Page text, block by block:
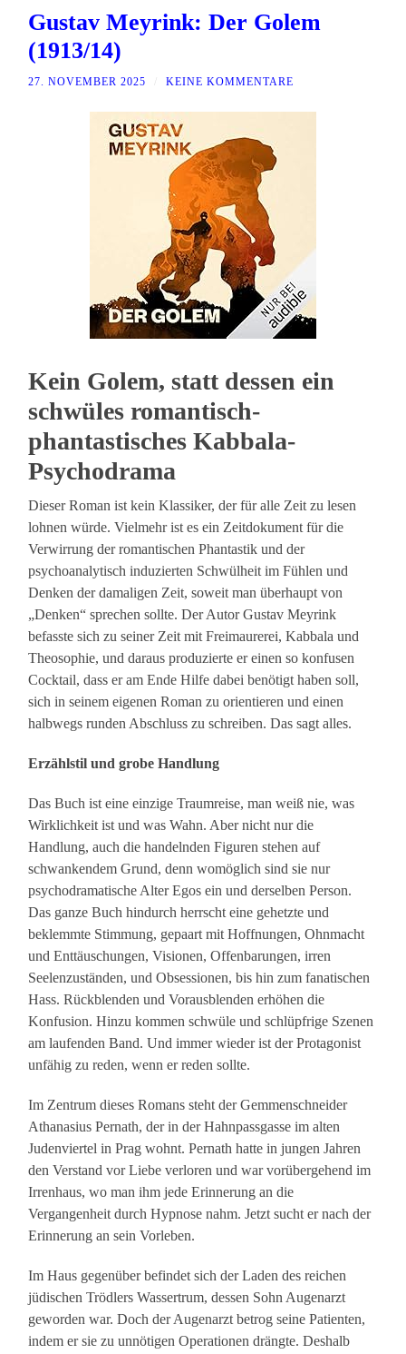
Gustav Meyrink: Der Golem
(1913/14)
27. NOVEMBER 2025 KEINE KOMMENTARE
Kein Golem, statt dessen ein
schwüles romantisch-
phantastisches Kabbala-
Psychodrama
Dieser Roman ist kein Klassiker, der für alle Zeit zu lesen
lohnen würde. Vielmehr ist es ein Zeitdokument für die
Verwirrung der romantischen Phantastik und der
psychoanalytisch induzierten Schwülheit im Fühlen und
Denken der damaligen Zeit, soweit man überhaupt von
„Denken“ sprechen sollte. Der Autor Gustav Meyrink
befasste sich zu seiner Zeit mit Freimaurerei, Kabbala und
Theosophie, und daraus produzierte er einen so konfusen
Cocktail, dass er am Ende Hilfe dabei benötigt haben soll,
sich in seinem eigenen Roman zu orientieren und einen
halbwegs runden Abschluss zu schreiben. Das sagt alles.
Erzählstil und grobe Handlung
Das Buch ist eine einzige Traumreise, man weiß nie, was
Wirklichkeit ist und was Wahn. Aber nicht nur die
Handlung, auch die handelnden Figuren stehen auf
schwankendem Grund, denn womöglich sind sie nur
psychodramatische Alter Egos ein und derselben Person.
Das ganze Buch hindurch herrscht eine gehetzte und
beklemmte Stimmung, gepaart mit Hoffnungen, Ohnmacht
und Enttäuschungen, Visionen, Offenbarungen, irren
Seelenzuständen, und Obsessionen, bis hin zum fanatischen
Hass. Rückblenden und Vorausblenden erhöhen die
Konfusion. Hinzu kommen schwüle und schlüpfrige Szenen
am laufenden Band. Und immer wieder ist der Protagonist
unfähig zu reden, wenn er reden sollte.
Im Zentrum dieses Romans steht der Gemmenschneider
Athanasius Pernath, der in der Hahnpassgasse im alten
Judenviertel in Prag wohnt. Pernath hatte in jungen Jahren
den Verstand vor Liebe verloren und war vorübergehend im
Irrenhaus, wo man ihm jede Erinnerung an die
Vergangenheit durch Hypnose nahm. Jetzt sucht er nach der
Erinnerung an sein Vorleben.
Im Haus gegenüber befindet sich der Laden des reichen
jüdischen Trödlers Wassertrum, dessen Sohn Augenarzt
geworden war. Doch der Augenarzt betrog seine Patienten,
indem er sie zu unnötigen Operationen drängte. Deshalb